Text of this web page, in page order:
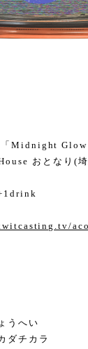
Midnight Glow
おとなり(
うへい
ダチカラ